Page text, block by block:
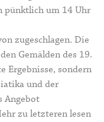
pünktlich um 14 Uhr
zugeschlagen. Die
Gemälden des 19.
Ergebnisse, sondern
und der
Angebot
zu letzteren lesen